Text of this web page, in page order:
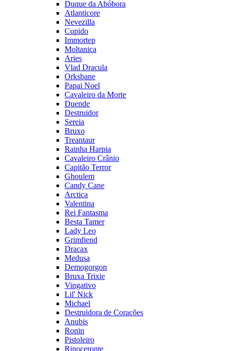
Duque da Abóbora
Atlanticore
Nevezilla
Cupido
Immortep
Moltanica
Aries
Vlad Dracula
Orksbane
Papai Noel
Cavaleiro da Morte
Duende
Destruidor
Sereia
Bruxo
Treantaur
Rainha Harpia
Cavaleiro Crânio
Capitão Terror
Ghoulem
Candy Cane
Arctica
Valentina
Rei Fantasma
Besta Tamer
Lady Leo
Grimfiend
Dracax
Medusa
Demogorgon
Bruxa Trixie
Vingativo
Lil' Nick
Michael
Destruidora de Corações
Anubis
Ronin
Pistoleiro
Rinoceronte